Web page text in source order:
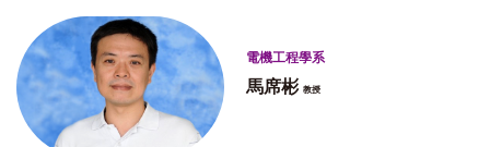
電機工程學系
馬席彬 教授